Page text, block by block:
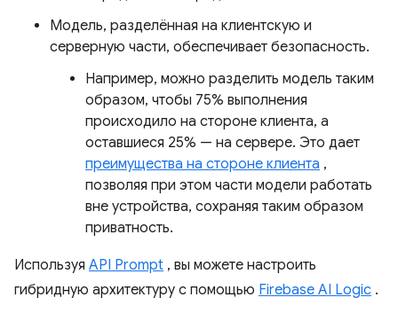
Модель, разделённая на клиентскую и
серверную части, обеспечивает безопасность.
Например, можно разделить модель таким
образом, чтобы 75% выполнения
происходило на стороне клиента, а
оставшиеся 25% — на сервере. Это дает
преимущества на стороне клиента ,
позволяя при этом части модели работать
вне устройства, сохраняя таким образом
приватность.
Используя API Prompt , вы можете настроить
гибридную архитектуру с помощью Firebase AI Logic .